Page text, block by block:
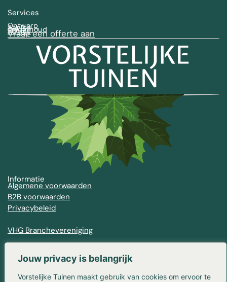
Jouw privacy is belangrijk
Vorstelijke Tuinen maakt gebruik van cookies om ervoor te
Services
Ontwerp
Aanleg
Onderhoud
Advies
Vraag een offerte aan
Informatie
Algemene voorwaarden
B2B voorwaarden
Privacybeleid
VHG Branchevereniging
Franse Kampweg 36-38
1406 NW Bussum